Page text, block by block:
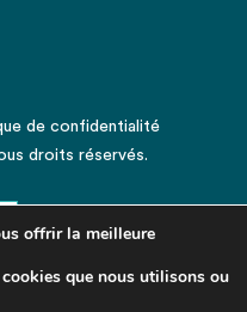
de confidentialité
droits réservés.
la page
offrir la meilleure
que nous utilisons ou